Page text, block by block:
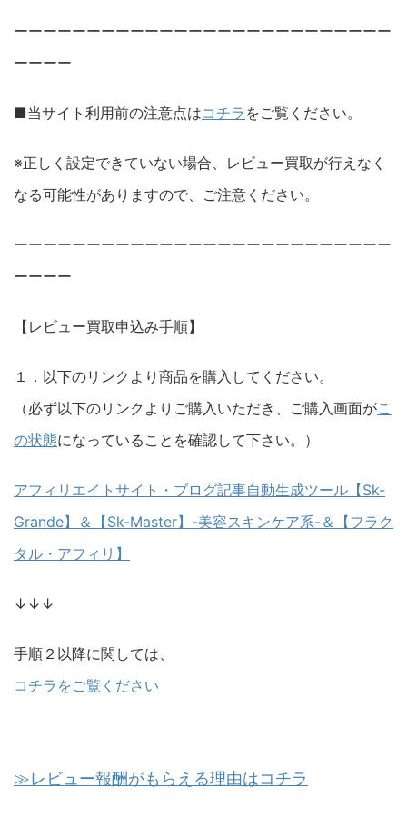
ーーーーーーーーーーーーーーーーーーーーーーーーーー
ーーーー
■当サイト利用前の注意点はコチラ をご覧ください。
※正しく設定できていない場合、レビュー買取が行えなく
なる可能性がありますので、ご注意ください。
ーーーーーーーーーーーーーーーーーーーーーーーーーー
ーーーー
【レビュー買取申込み手順】
１．以下のリンクより商品を購入してください。
（必ず以下のリンクよりご購入いただき、ご購入画面がこ
の状態になっていることを確認して下さい。）
アフィリエイトサイト・ブログ記事自動生成ツール【Sk-
Grande】＆【Sk-Master】-美容スキンケア系-＆【フラク
タル・アフィリ】
↓↓↓
手順２以降に関しては、
コチラをご覧ください
≫レビュー報酬がもらえる理由はコチラ